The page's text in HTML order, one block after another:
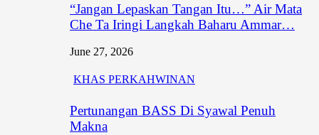
“Jangan Lepaskan Tangan Itu…” Air Mata
Che Ta Iringi Langkah Baharu Ammar…
June 27, 2026
KHAS PERKAHWINAN
Pertunangan BASS Di Syawal Penuh
Makna